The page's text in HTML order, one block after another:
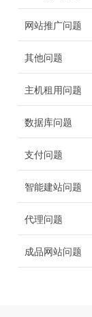
网站推广问题
其他问题
主机租用问题
数据库问题
支付问题
智能建站问题
代理问题
成品网站问题